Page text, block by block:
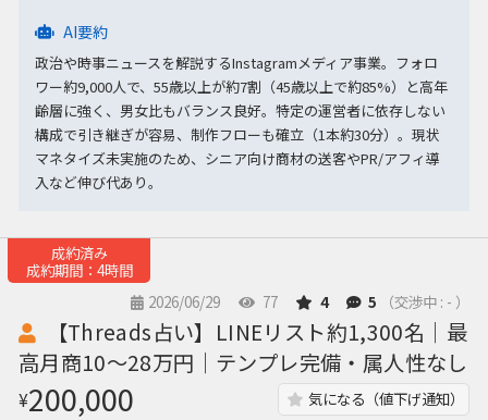
AI要約
政治や時事ニュースを解説するInstagramメディア事業。フォロ
ワー約9,000人で、55歳以上が約7割（45歳以上で約85%）と高年
齢層に強く、男女比もバランス良好。特定の運営者に依存しない
構成で引き継ぎが容易、制作フローも確立（1本約30分）。現状
マネタイズ未実施のため、シニア向け商材の送客やPR/アフィ導
入など伸び代あり。
成約済み
成約期間：4時間
2026/06/29
77 4 5 （交渉中 : - ）
【Threads占い】LINEリスト約1,300名｜最
高月商10〜28万円｜テンプレ完備・属人性なし
¥200,000 気になる（値下げ通知）